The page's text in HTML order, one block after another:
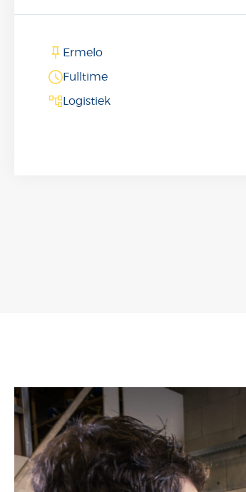
registreert de inkomende- en de
emballage administratie en bewaak
Ermelo
Fulltime
Logistiek